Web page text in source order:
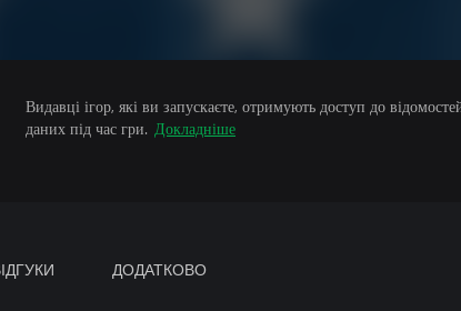
Видавці ігор, які ви запускаєте, отримують доступ до
даних під час гри. Докладніше
ДОДАТКОВО